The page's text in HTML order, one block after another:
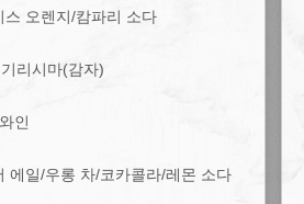
스 오렌지/캄파리 소다
리시마(감자)
인
에일/우롱 차/코카콜라/레몬 소다
情報をシェアする
이네켄도 와인도 OK☆ 유익한 90분